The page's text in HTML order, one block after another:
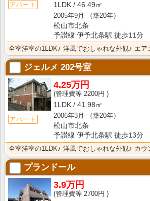
アパート
1LDK
46.49㎡
2005年9月
（築20年）
松山市北条
予讃線 伊予北条駅 徒歩11分
ジェルメ 202号室
アパート
4.25万円
2200円
1LDK
41.98㎡
2006年3月
（築20年）
松山市北条
予讃線 伊予北条駅 徒歩13分
プランドール
3.9万円
2700円